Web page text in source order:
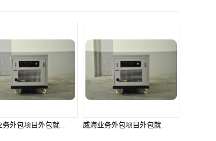
日照业务外包项目外包就选邦孚人力_全方位企业用工解决方案 威海业务外包项目外包就选邦孚人力_全方位企业用工解决方案